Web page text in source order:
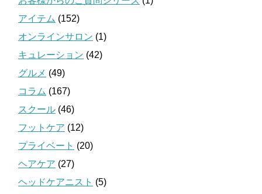
アイテム (152)
オンラインサロン (1)
キュレーション (42)
グルメ (49)
コラム (167)
スクール (46)
フットケア (12)
プライベート (20)
ヘアケア (27)
ヘッドケアニスト (5)